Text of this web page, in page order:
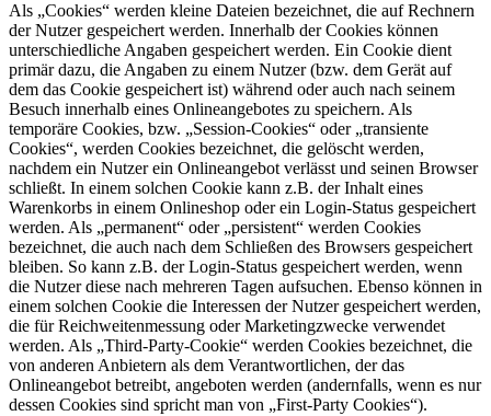
Als „Cookies“ werden kleine Dateien bezeichnet, die auf Rechnern
der Nutzer gespeichert werden. Innerhalb der Cookies können
unterschiedliche Angaben gespeichert werden. Ein Cookie dient
primär dazu, die Angaben zu einem Nutzer (bzw. dem Gerät auf
dem das Cookie gespeichert ist) während oder auch nach seinem
Besuch innerhalb eines Onlineangebotes zu speichern. Als
temporäre Cookies, bzw. „Session-Cookies“ oder „transiente
Cookies“, werden Cookies bezeichnet, die gelöscht werden,
nachdem ein Nutzer ein Onlineangebot verlässt und seinen Browser
schließt. In einem solchen Cookie kann z.B. der Inhalt eines
Warenkorbs in einem Onlineshop oder ein Login-Status gespeichert
werden. Als „permanent“ oder „persistent“ werden Cookies
bezeichnet, die auch nach dem Schließen des Browsers gespeichert
bleiben. So kann z.B. der Login-Status gespeichert werden, wenn
die Nutzer diese nach mehreren Tagen aufsuchen. Ebenso können in
einem solchen Cookie die Interessen der Nutzer gespeichert werden,
die für Reichweitenmessung oder Marketingzwecke verwendet
werden. Als „Third-Party-Cookie“ werden Cookies bezeichnet, die
von anderen Anbietern als dem Verantwortlichen, der das
Onlineangebot betreibt, angeboten werden (andernfalls, wenn es nur
dessen Cookies sind spricht man von „First-Party Cookies“).